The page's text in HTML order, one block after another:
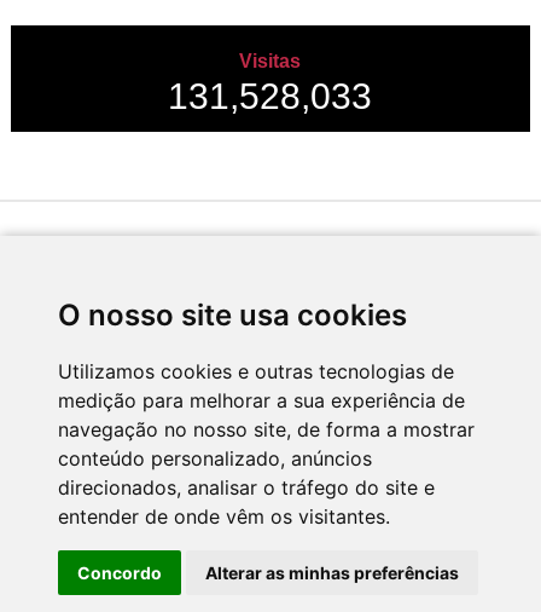
O nosso site usa cookies
Utilizamos cookies e outras tecnologias de
medição para melhorar a sua experiência de
navegação no nosso site, de forma a mostrar
conteúdo personalizado, anúncios
direcionados, analisar o tráfego do site e
entender de onde vêm os visitantes.
Concordo Alterar as minhas preferências
Visitas
131,528,033
CNC - Centro Nacional de Cultura 2026 © Todos os direitos reservados